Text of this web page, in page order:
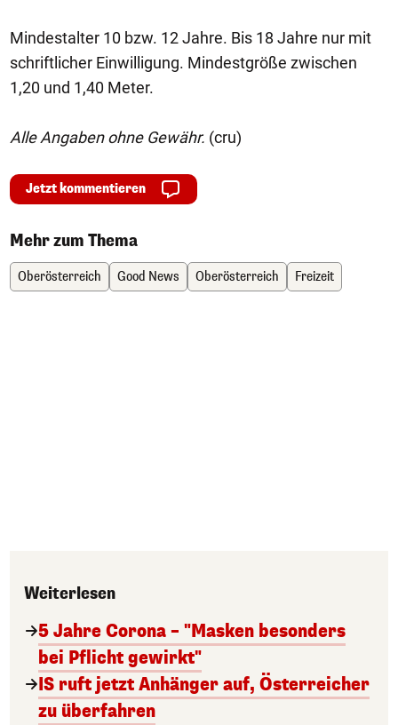
Mindestalter 10 bzw. 12 Jahre. Bis 18 Jahre nur mit
schriftlicher Einwilligung. Mindestgröße zwischen
1,20 und 1,40 Meter.
Alle Angaben ohne Gewähr. (cru)
Jetzt kommentieren
Mehr zum Thema
Oberösterreich Good News Oberösterreich Freizeit
Weiterlesen
5 Jahre Corona – "Masken besonders
bei Pflicht gewirkt"
IS ruft jetzt Anhänger auf, Österreicher
zu überfahren